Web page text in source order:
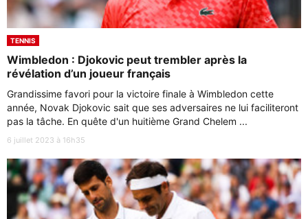
TENNIS
Wimbledon : Djokovic peut trembler après la
révélation d’un joueur français
Grandissime favori pour la victoire finale à Wimbledon cette
année, Novak Djokovic sait que ses adversaires ne lui faciliteront
pas la tâche. En quête d'un huitième Grand Chelem ...
6 juillet 2023 à 16h35